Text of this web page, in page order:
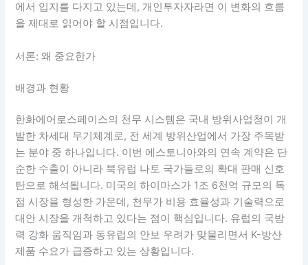
에서 입지를 다지고 있는데, 개인투자자라면 이 변화의 흐름
을 제대로 읽어야 할 시점입니다.
서론: 왜 중요한가
배경과 현황
한화에어로스페이스의 천무 시스템은 국내 방위사업청이 개
발한 차세대 무기체계로, 전 세계 방위산업에서 가장 주목받
는 분야 중 하나입니다. 이번 에스토니아와의 연속 계약은 단
순한 수출이 아니라 북유럽 나토 국가들로의 확대 판매 신호
탄으로 해석됩니다. 미국의 하이마스가 1조 6천억 규모의 독
점 시장을 형성한 가운데, 천무가 비용 효율성과 기술력으로
대안 시장을 개척하고 있다는 점이 핵심입니다. 유럽의 국방
력 강화 움직임과 동유럽의 안보 우려가 맞물리면서 K-방산
제품 수요가 급증하고 있는 상황입니다.